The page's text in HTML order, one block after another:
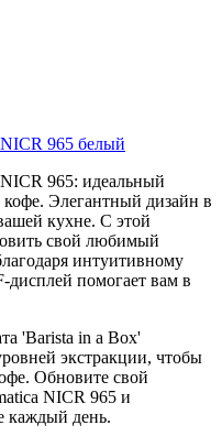
965 белый
965: идеальный
Элегантный дизайн в
кухне. С этой
свой любимый
интуитивному
дисплей помогает вам в
'Barista in a Box'
экстракции, чтобы
Обновите свой
NICR 965 и
каждый день.